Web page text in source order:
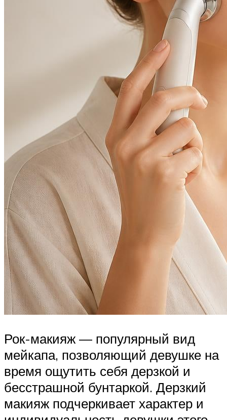
Рок-макияж — популярный вид
мейкапа, позволяющий девушке на
время ощутить себя дерзкой и
бесстрашной бунтаркой. Дерзкий
макияж подчеркивает характер и